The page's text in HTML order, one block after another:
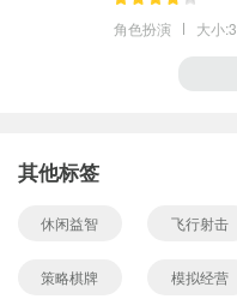
角色扮演 大小
其他标签
休闲益智 飞行射击
策略棋牌 模拟经营